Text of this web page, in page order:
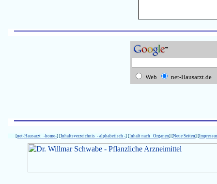
Web net-Hausarzt.de
[net-Hausarzt -home-] [Inhaltsverzeichnis - alphabetisch -] [Inhalt nach Organen] [Neue Seiten] [